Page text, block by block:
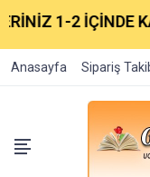
1-2 İÇİNDE
Anasayfa Sipariş